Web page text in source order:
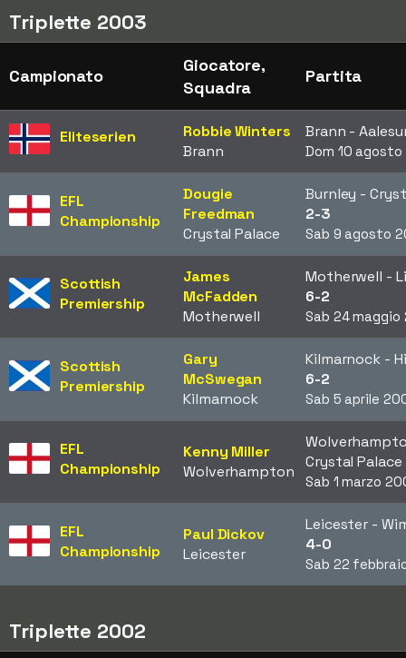
Triplette 2003
Campionato
Giocatore,
Squadra
Partita
Eliteserien
Robbie Winters
Brann
Brann -
Dom 10
EFL
Championship
Dougie
Freedman
Crystal Palace
Burnley -
2-3
Sab 9 agosto
Scottish
Premiership
James
McFadden
Motherwell
Motherwell -
6-2
Sab 24 maggio
Scottish
Premiership
Gary
McSwegan
Kilmarnock
Kilmarnock -
6-2
Sab 5 aprile
EFL
Championship
Kenny Miller
Wolverhampton
Crystal Palace
Sab 1 marzo
EFL
Championship
Paul Dickov
Leicester
Leicester -
4-0
Sab 22
Triplette 2002